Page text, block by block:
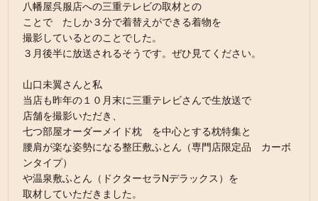
八幡屋呉服店への三重テレビの取材との
ことで たしか３分で着替えができる着物を
撮影しているとのことでした。
３月後半に放送されるそうです。ぜひ見てください。
山口未翼さんと私
当店も昨年の１０月末に三重テレビさんで生放送で
店舗を撮影いただき、
七つ部屋オーダーメイド枕 を中心とする枕特集と
腰肩が楽な姿勢になる整圧敷ふとん（専門店限定品 カーボ
ンタイプ）
や温泉敷ふとん（ドクターセラNデラックス）を
取材していただきました。